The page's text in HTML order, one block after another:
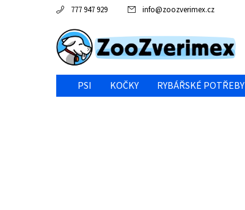
777 947 929 info@zoozverimex.cz
PSI KOČKY RYBÁŘSKÉ POTŘEBY